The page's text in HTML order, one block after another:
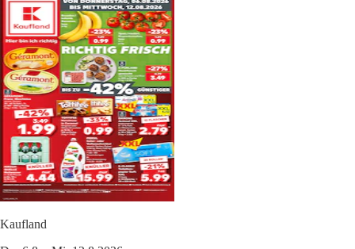
Kaufland